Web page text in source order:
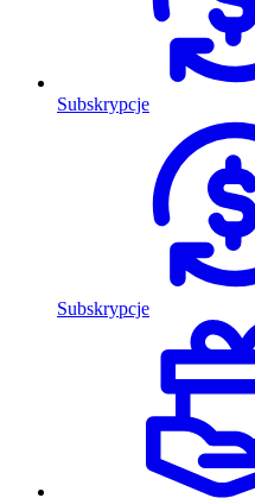
Subskrypcje
Subskrypcje